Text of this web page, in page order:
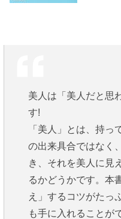
美人は「美人だと思
す!
「美人」とは、持っ
の出来具合ではなく
き、それを美人に見
るかどうかです。本
え」するコツがたっ
も手に入れることが